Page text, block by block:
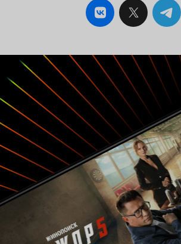
Первая показала настоящий мастер-класс,
смотрелась очень органично. Местами было
даже смешно наблюдать за ней (это я про
Представляю чего ей стоила эта финальная
сцена... 'Убийство сестры Джордж» - это
превосходная стилистика (слегка отдает
озоновскими 'Восмью женщинами'),
(диалоги, диалоги, диалоги) и эта
олдричевская атмосфера витающей в
'напряженки'. В общем, моя похвала тебе
Очень профессиональная и крепкая
постановка. Понятное дело - 'не для всех'. 8 из
10